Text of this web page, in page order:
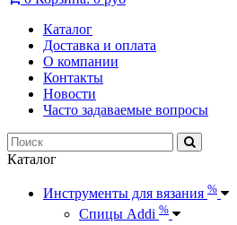
Каталог
Доставка и оплата
О компании
Контакты
Новости
Часто задаваемые вопросы
Каталог
Инструменты для вязания %
Спицы Addi %